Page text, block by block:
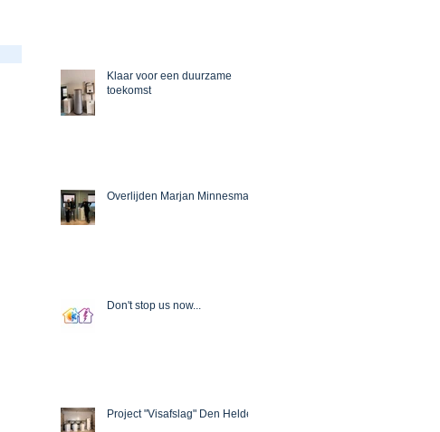
Klaar voor een duurzame
toekomst
Overlijden Marjan Minnesma
Don't stop us now...
Project "Visafslag" Den Helder